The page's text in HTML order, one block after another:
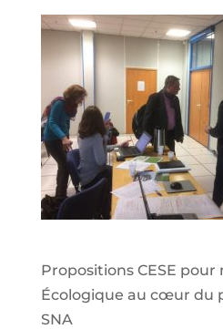
Propositions CESE
Écologique au cœur du
SNA